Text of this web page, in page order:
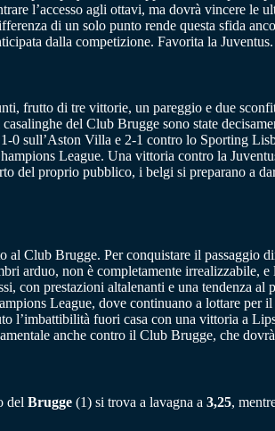
l’accesso agli ottavi, ma dovrà vincere
di un solo punto rende questa sfida
dalla competizione. Favorita la Juventus.
frutto di tre vittorie, un pareggio e due
del Club Brugge sono state
sull’Aston Villa e 2-1 contro lo Sporting
League. Una vittoria contro la
del proprio pubblico, i belgi si preparano a
Club Brugge. Per conquistare il passaggio
arduo, non è completamente irrealizzabile,
con prestazioni altalenanti e una tendenza al
League, dove continuano a lottare per
l’imbattibilità fuori casa con una vittoria a
anche contro il Club Brugge, che
del Brugge (1) si trova a lavagna a 3,25,